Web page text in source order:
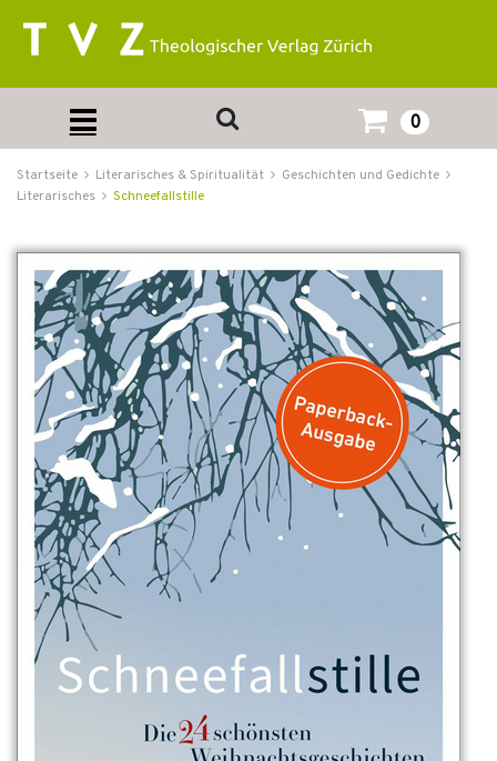
0
Startseite Literarisches & Spiritualität
Geschichten und Gedichte
Literarisches
Schneefallstille